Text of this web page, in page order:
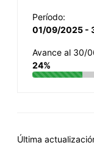
Período:
01/09/2025 -
Avance al 30/
24%
Última